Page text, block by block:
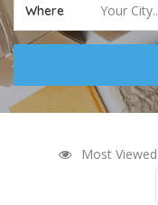
Where Your
Most Viewed